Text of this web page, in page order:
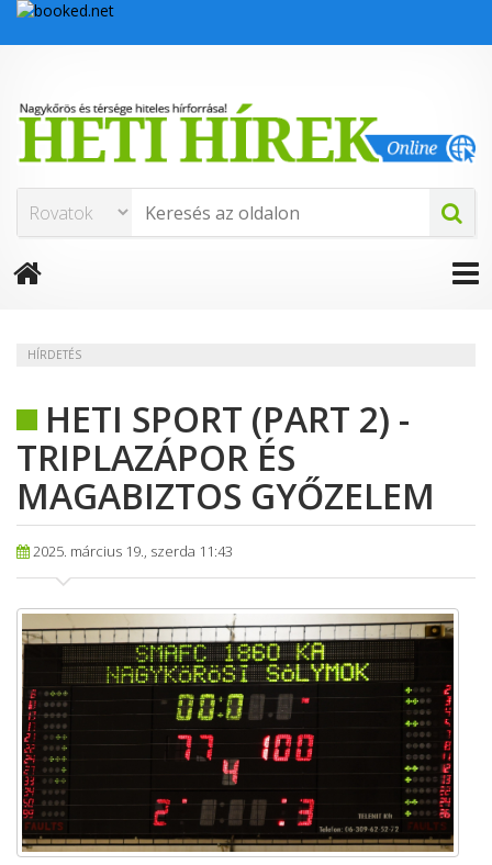
HÍRDETÉS
HETI SPORT (PART 2) -
TRIPLAZÁPOR ÉS
MAGABIZTOS GYŐZELEM
2025. március 19., szerda 11:43